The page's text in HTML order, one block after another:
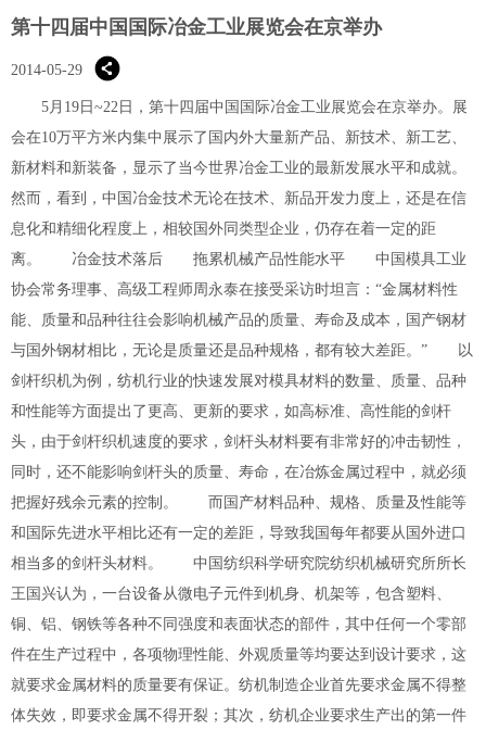
第十四届中国国际冶金工业展览会在京举办
2014-05-29
5月19日~22日，第十四届中国国际冶金工业展览会在京举办。展
会在10万平方米内集中展示了国内外大量新产品、新技术、新工艺、
新材料和新装备，显示了当今世界冶金工业的最新发展水平和成就。
然而，看到，中国冶金技术无论在技术、新品开发力度上，还是在信
息化和精细化程度上，相较国外同类型企业，仍存在着一定的距
离。 冶金技术落后 拖累机械产品性能水平 中国模具工业
协会常务理事、高级工程师周永泰在接受采访时坦言：“金属材料性
能、质量和品种往往会影响机械产品的质量、寿命及成本，国产钢材
与国外钢材相比，无论是质量还是品种规格，都有较大差距。” 以
剑杆织机为例，纺机行业的快速发展对模具材料的数量、质量、品种
和性能等方面提出了更高、更新的要求，如高标准、高性能的剑杆
头，由于剑杆织机速度的要求，剑杆头材料要有非常好的冲击韧性，
同时，还不能影响剑杆头的质量、寿命，在冶炼金属过程中，就必须
把握好残余元素的控制。 而国产材料品种、规格、质量及性能等
和国际先进水平相比还有一定的差距，导致我国每年都要从国外进口
相当多的剑杆头材料。 中国纺织科学研究院纺织机械研究所所长
王国兴认为，一台设备从微电子元件到机身、机架等，包含塑料、
铜、铝、钢铁等各种不同强度和表面状态的部件，其中任何一个零部
件在生产过程中，各项物理性能、外观质量等均要达到设计要求，这
就要求金属材料的质量要有保证。纺机制造企业首先要求金属不得整
体失效，即要求金属不得开裂；其次，纺机企业要求生产出的第一件